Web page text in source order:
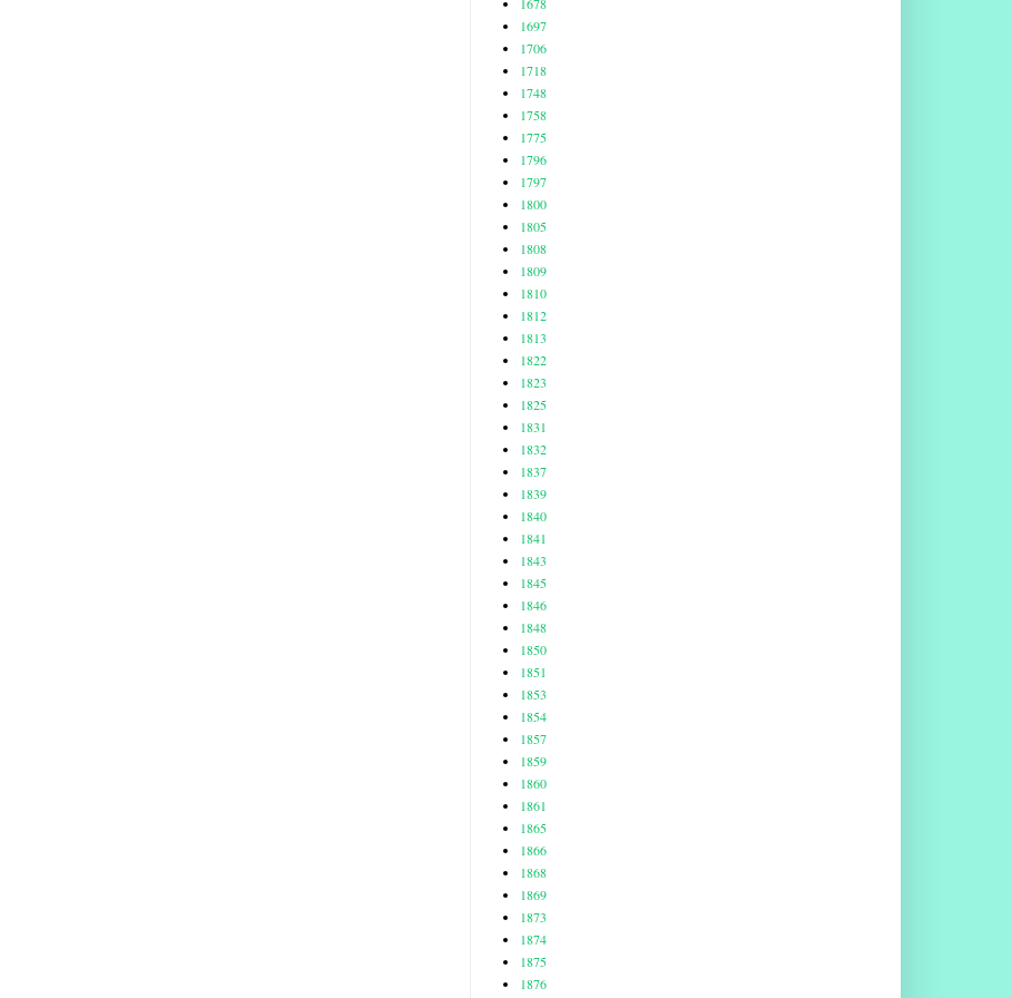
1697
1706
1718
1748
1758
1775
1796
1797
1800
1805
1808
1809
1810
1812
1813
1822
1823
1825
1831
1832
1837
1839
1840
1841
1843
1845
1846
1848
1850
1851
1853
1854
1857
1859
1860
1861
1865
1866
1868
1869
1873
1874
1875
1876